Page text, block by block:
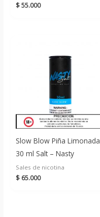
$55.000
Slow Blow Piña Limonada
30 ml Salt – Nasty
Sales de nicotina
$ 65.000